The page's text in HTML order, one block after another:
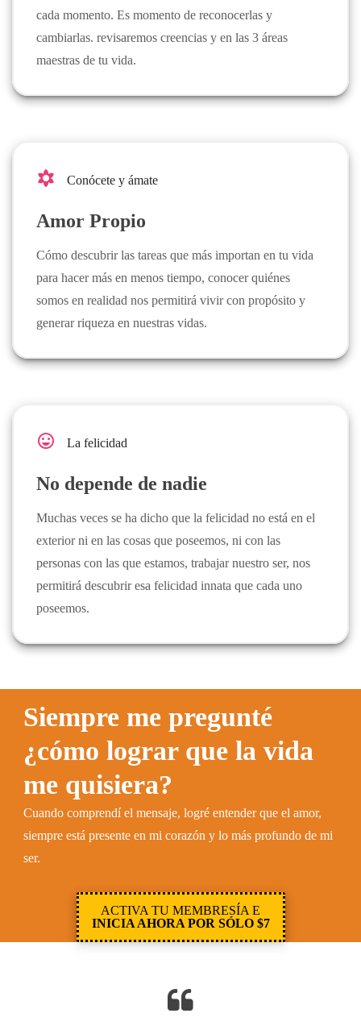
cada momento. Es momento de reconocerlas y
cambiarlas. revisaremos creencias y en las 3 áreas
maestras de tu vida.
filter_vintage Conócete y ámate
Amor Propio
Cómo descubrir las tareas que más importan en tu vida
para hacer más en menos tiempo, conocer quiénes
somos en realidad nos permitirá vivir con propósito y
generar riqueza en nuestras vidas.
sentiment_very_satisfied La felicidad
No depende de nadie
Muchas veces se ha dicho que la felicidad no está en el
exterior ni en las cosas que poseemos, ni con las
personas con las que estamos, trabajar nuestro ser, nos
permitirá descubrir esa felicidad innata que cada uno
poseemos.
Siempre me pregunté
¿cómo lograr que la vida
me quisiera?
Cuando comprendí el mensaje, logré entender que el amor,
siempre está presente en mi corazón y lo más profundo de mi
ser.
ACTIVA TU MEMBRESÍA E
INICIA AHORA POR SÓLO $7